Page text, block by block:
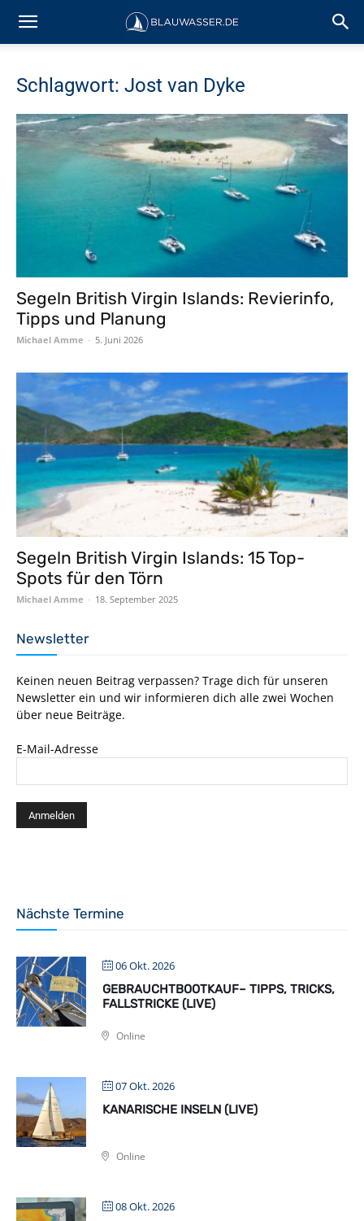
Schlagwort: Jost van Dyke
Segeln British Virgin Islands: Revierinfo,
Tipps und Planung
Michael Amme - 5. Juni 2026
Segeln British Virgin Islands: 15 Top-
Spots für den Törn
Michael Amme - 18. September 2025
Newsletter
Keinen neuen Beitrag verpassen? Trage dich für unseren
Newsletter ein und wir informieren dich alle zwei Wochen
über neue Beiträge.
E-Mail-Adresse
Nächste Termine
06 Okt. 2026
GEBRAUCHTBOOTKAUF– TIPPS, TRICKS,
FALLSTRICKE (LIVE)
Online
07 Okt. 2026
KANARISCHE INSELN (LIVE)
Online
08 Okt. 2026